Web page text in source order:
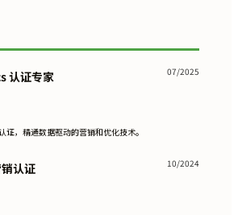
认证专家 07/2025
，精通数据驱动的营销和优化技术。
认证 10/2024